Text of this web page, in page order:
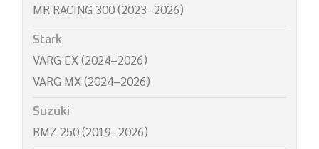
MR RACING 300 (2023–2026)
Stark
VARG EX (2024–2026)
VARG MX (2024–2026)
Suzuki
RMZ 250 (2019–2026)